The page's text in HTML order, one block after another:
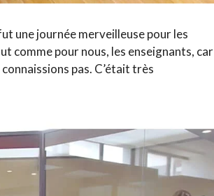
une journée merveilleuse pour les
comme pour nous, les enseignants, car
pas. C’était très